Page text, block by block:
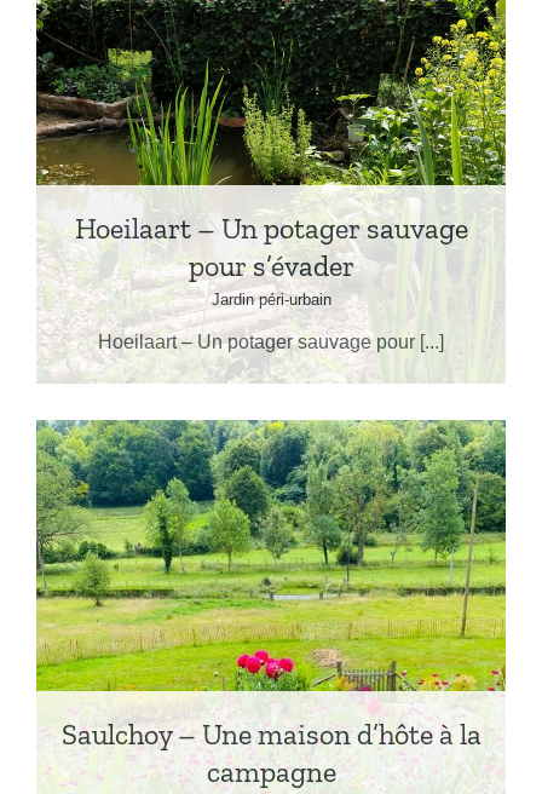
Hoeilaart – Un potager sauvage
pour s’évader
Jardin péri-urbain
Hoeilaart – Un potager sauvage pour [...]
Saulchoy – Une maison d’hôte à la
campagne